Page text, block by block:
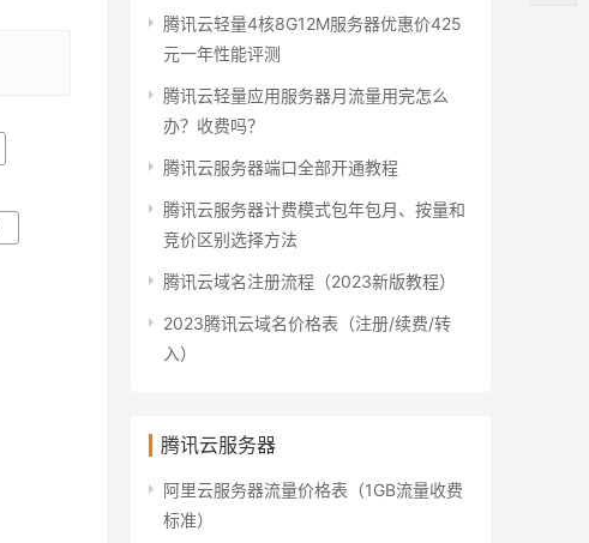
腾讯云轻量4核8G12M服务器优惠价425
元一年性能评测
腾讯云轻量应用服务器月流量用完怎么
办？收费吗？
腾讯云服务器端口全部开通教程
腾讯云服务器计费模式包年包月、按量和
竞价区别选择方法
腾讯云域名注册流程（2023新版教程）
2023腾讯云域名价格表（注册/续费/转
入）
腾讯云服务器
阿里云服务器流量价格表（1GB流量收费
标准）